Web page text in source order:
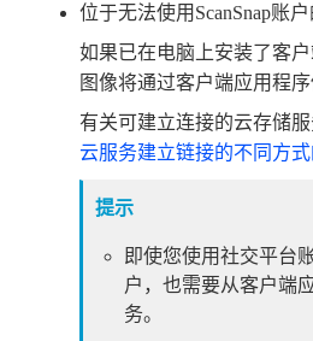
位于无法使用ScanSnap账
如果已在电脑上安装了客
图像将通过客户端应用程序
有关可建立连接的云存储
云服务建立链接的不同方式
提示
即使您使用社交平台
户，也需要从客户端
务。